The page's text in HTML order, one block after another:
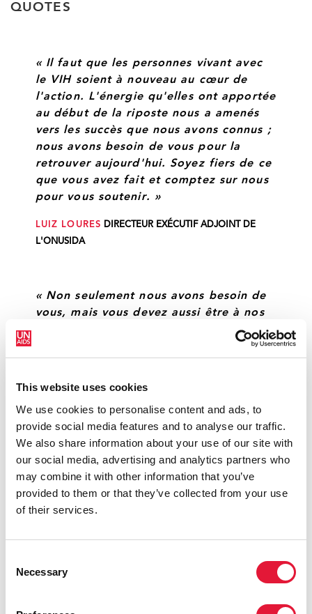
This website uses cookies
We use cookies to personalise content and ads, to
provide social media features and to analyse our traffic.
We also share information about your use of our site with
our social media, advertising and analytics partners who
may combine it with other information that you’ve
provided to them or that they’ve collected from your use
of their services.
Selection
Necessary
QUOTES
« Il faut que les personnes vivant avec
le VIH soient à nouveau au cœur de
l'action. L'énergie qu'elles ont apportée
au début de la riposte nous a amenés
vers les succès que nous avons connus ;
nous avons besoin de vous pour la
retrouver aujourd'hui. Soyez fiers de ce
que vous avez fait et comptez sur nous
pour vous soutenir. »
LUIZ LOURES DIRECTEUR EXÉCUTIF ADJOINT DE
L'ONUSIDA
« Non seulement nous avons besoin de
vous, mais vous devez aussi être à nos
ÉTATS-UNIS DE LA LUTTE MONDIALE CONTRE LE SIDA
ET REPRÉSENTANTE SPÉCIALE POUR LA DIPLOMATIE
EN MATIÈRE DE SANTÉ MONDIALE
« Les injustices qui prédominaient en
2000 sont toujours là aujourd'hui. Les
personnes vivant avec le VIH ont besoin
SHAUN MELLORS